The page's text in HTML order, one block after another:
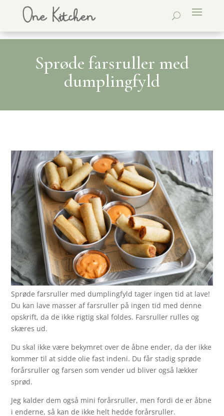
Sprøde farsruller med
dumplingfyld
Sprøde farsruller med dumplingfyld tager ingen tid at lave!
Du kan lave masser af farsruller på ingen tid med denne
opskrift, da de ikke rigtig skal foldes. Farsruller rulles og
skæres ud.
Du skal ikke være bekymret over de åbne ender, da der ikke
kommer til at sidde olie fast indeni. Du får stadig sprøde
forårsruller og farsen som vender ud bliver også lækker
sprød.
Jeg kalder dem også mini forårsruller, men fordi de er åbne
i enderne, så kan de ikke helt hedde forårsruller.